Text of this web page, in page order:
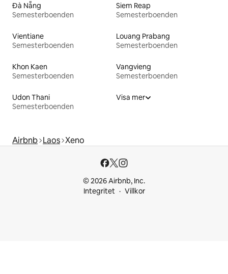
Đà Nẵng
Semesterboenden
Siem Reap
Semesterboenden
Vientiane
Semesterboenden
Louang Prabang
Semesterboenden
Khon Kaen
Semesterboenden
Vangvieng
Semesterboenden
Udon Thani
Semesterboenden
Visa mer
Airbnb Laos Xeno
© 2026 Airbnb, Inc.
Integritet
Villkor